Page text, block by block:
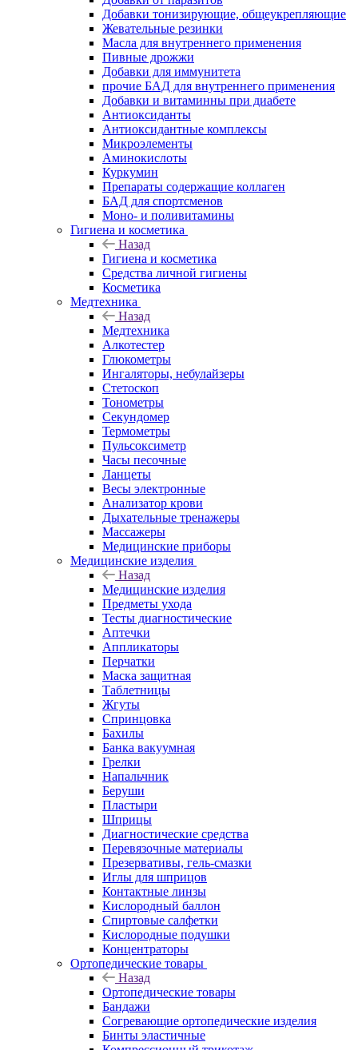
Добавки тонизирующие, общеукрепляющие
Жевательные резинки
Масла для внутреннего применения
Пивные дрожжи
Добавки для иммунитета
прочие БАД для внутреннего применения
Добавки и витаминны при диабете
Антиоксиданты
Антиоксидантные комплексы
Микроэлементы
Аминокислоты
Куркумин
Препараты содержащие коллаген
БАД для спортсменов
Моно- и поливитамины
Гигиена и косметика
Назад
Гигиена и косметика
Средства личной гигиены
Косметика
Медтехника
Назад
Медтехника
Алкотестер
Глюкометры
Ингаляторы, небулайзеры
Стетоскоп
Тонометры
Секундомер
Термометры
Пульсоксиметр
Часы песочные
Ланцеты
Весы электронные
Анализатор крови
Дыхательные тренажеры
Массажеры
Медицинские приборы
Медицинские изделия
Назад
Медицинские изделия
Предметы ухода
Тесты диагностические
Аптечки
Аппликаторы
Перчатки
Маска защитная
Таблетницы
Жгуты
Спринцовка
Бахилы
Банка вакуумная
Грелки
Напальчник
Беруши
Пластыри
Шприцы
Диагностические средства
Перевязочные материалы
Презервативы, гель-смазки
Иглы для шприцов
Контактные линзы
Кислородный баллон
Спиртовые салфетки
Кислородные подушки
Концентраторы
Ортопедические товары
Назад
Ортопедические товары
Бандажи
Согревающие ортопедические изделия
Бинты эластичные